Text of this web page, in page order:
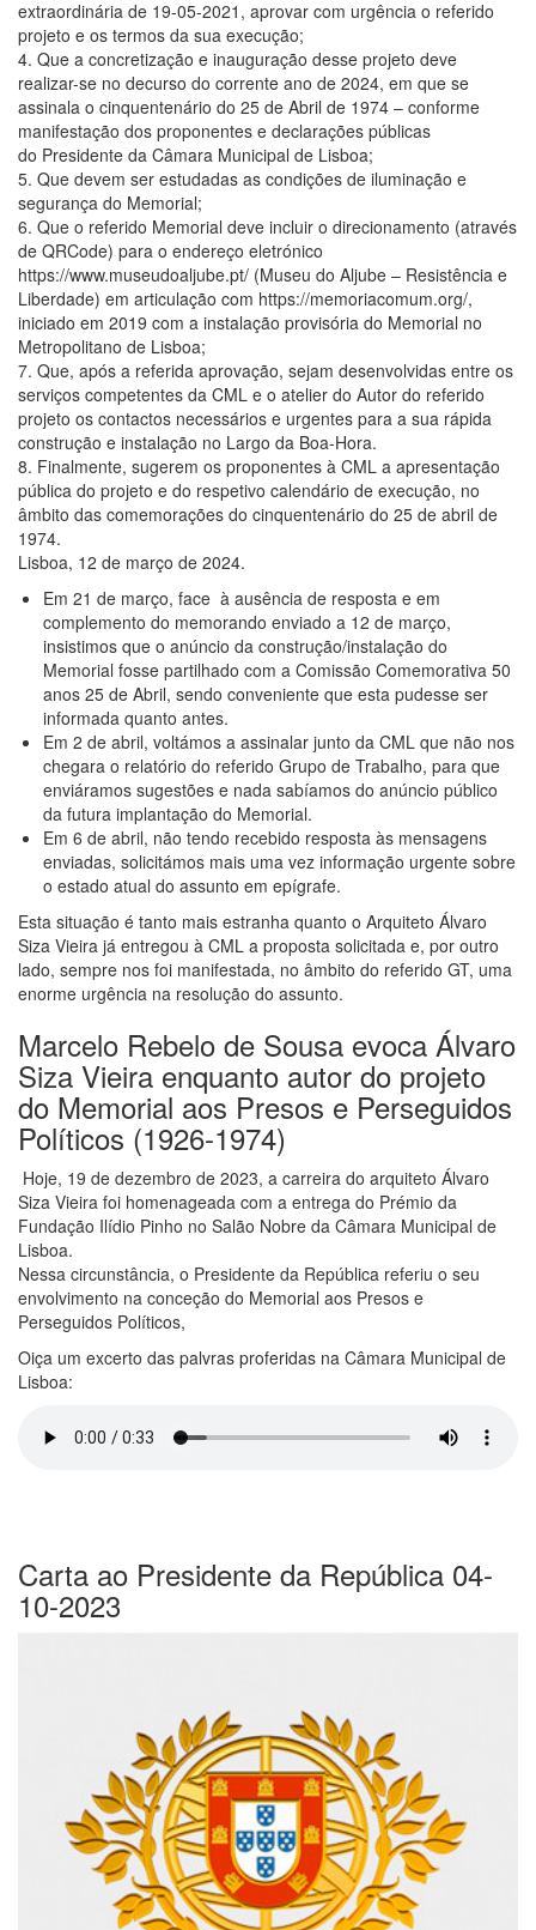
extraordinária de 19-05-2021, aprovar com urgência o referido
projeto e os termos da sua execução;
4. Que a concretização e inauguração desse projeto deve
realizar-se no decurso do corrente ano de 2024, em que se
assinala o cinquentenário do 25 de Abril de 1974 – conforme
manifestação dos proponentes e declarações públicas
do Presidente da Câmara Municipal de Lisboa;
5. Que devem ser estudadas as condições de iluminação e
segurança do Memorial;
6. Que o referido Memorial deve incluir o direcionamento (através
de QRCode) para o endereço eletrónico
https://www.museudoaljube.pt/ (Museu do Aljube – Resistência e
Liberdade) em articulação com https://memoriacomum.org/,
iniciado em 2019 com a instalação provisória do Memorial no
Metropolitano de Lisboa;
7. Que, após a referida aprovação, sejam desenvolvidas entre os
serviços competentes da CML e o atelier do Autor do referido
projeto os contactos necessários e urgentes para a sua rápida
construção e instalação no Largo da Boa-Hora.
8. Finalmente, sugerem os proponentes à CML a apresentação
pública do projeto e do respetivo calendário de execução, no
âmbito das comemorações do cinquentenário do 25 de abril de
1974.
Lisboa, 12 de março de 2024.
Em 21 de março, face à ausência de resposta e em
complemento do memorando enviado a 12 de março,
insistimos que o anúncio da construção/instalação do
Memorial fosse partilhado com a Comissão Comemorativa 50
anos 25 de Abril, sendo conveniente que esta pudesse ser
informada quanto antes.
Em 2 de abril, voltámos a assinalar junto da CML que não nos
chegara o relatório do referido Grupo de Trabalho, para que
enviáramos sugestões e nada sabíamos do anúncio público
da futura implantação do Memorial.
Em 6 de abril, não tendo recebido resposta às mensagens
enviadas, solicitámos mais uma vez informação urgente sobre
o estado atual do assunto em epígrafe.
Esta situação é tanto mais estranha quanto o Arquiteto Álvaro
Siza Vieira já entregou à CML a proposta solicitada e, por outro
lado, sempre nos foi manifestada, no âmbito do referido GT, uma
enorme urgência na resolução do assunto.
Marcelo Rebelo de Sousa evoca Álvaro
Siza Vieira enquanto autor do projeto
do Memorial aos Presos e Perseguidos
Políticos (1926-1974)
Hoje, 19 de dezembro de 2023, a carreira do arquiteto Álvaro
Siza Vieira foi homenageada com a entrega do Prémio da
Fundação Ilídio Pinho no Salão Nobre da Câmara Municipal de
Lisboa.
Nessa circunstância, o Presidente da República referiu o seu
envolvimento na conceção do Memorial aos Presos e
Perseguidos Políticos,
Oiça um excerto das palvras proferidas na Câmara Municipal de
Lisboa:
Carta ao Presidente da República 04-
10-2023